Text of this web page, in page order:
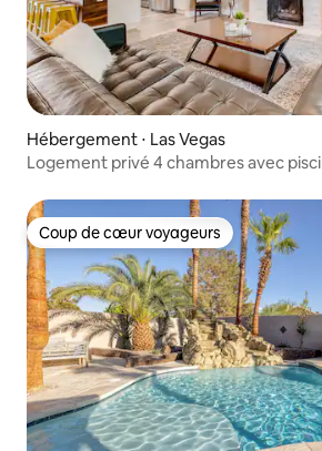
Hébergement ⋅ Las Vegas
Logement privé 4 chambres avec
Coup de cœur voyageurs
Coup de cœur voyageurs